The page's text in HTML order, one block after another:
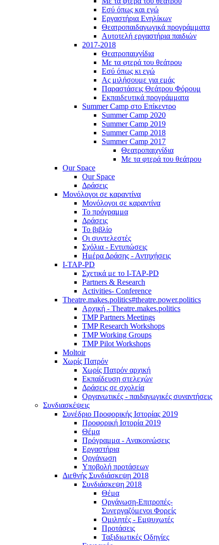
Εσύ όπως και εγώ
Εργαστήρια Ενηλίκων
Θεατροπαιδαγωγικά προγράμματα
Αυτοτελή εργαστήρια παιδιών
2017-2018
Θεατροπαιχνίδια
Με τα φτερά του θεάτρου
Εσύ όπως κι εγώ
Ας μιλήσουμε για εμάς
Παραστάσεις Θεάτρου Φόρουμ
Εκπαιδευτικά προγράμματα
Summer Camp στο Επίκεντρο
Summer Camp 2020
Summer Camp 2019
Summer Camp 2018
Summer Camp 2017
Θεατροπαιχνίδια
Με τα φτερά του θεάτρου
Our Space
Our Space
Δράσεις
Μονόλογοι σε καραντίνα
Μονόλογοι σε καραντίνα
Το πρόγραμμα
Δράσεις
Το βιβλίο
Οι συντελεστές
Σχόλια - Εντυπώσεις
Ημέρα Δράσης - Αντηχήσεις
I-TAP-PD
Σχετικά με το I-TAP-PD
Partners & Research
Activities- Conference
Theatre.makes.politics#theatre.power.politics
Αρχική - Theatre.makes.politics
TMP Partners Meetings
TMP Research Workshops
TMP Working Groups
TMP Pilot Workshops
Moltoir
Χωρίς Πατρόν
Χωρίς Πατρόν αρχική
Εκπαίδευση στελεχών
Δράσεις σε σχολεία
Οργανωτικές - παιδαγωγικές συναντήσεις
Συνδιασκέψεις
Συνέδριο Προφορικής Ιστορίας 2019
Προφορική Ιστορία 2019
Θέμα
Πρόγραμμα - Ανακοινώσεις
Εργαστήρια
Οργάνωση
Υποβολή προτάσεων
Διεθνής Συνδιάσκεψη 2018
Συνδιάσκεψη 2018
Θέμα
Οργάνωση-Επιτροπές-
Συνεργαζόμενοι Φορείς
Ομιλητές - Εμψυχωτές
Προτάσεις
Ταξιδιωτικές Οδηγίες